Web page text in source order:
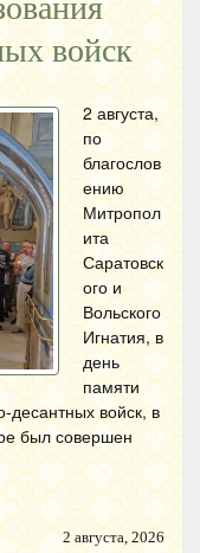
войск
2 августа,
по
благослов
ению
Митропол
ита
Саратовск
ого и
Вольского
Игнатия, в
день
памяти
войск, в
был совершен
2 августа, 2026